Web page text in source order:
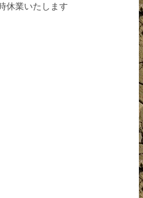
休業いたします